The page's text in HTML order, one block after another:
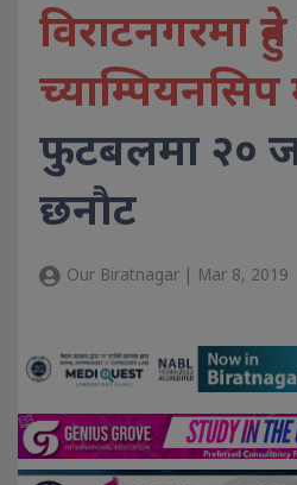
विराटनगरमा
च्याम्पियनसिप
फुटबलमा २०
छनौट
Our Biratnagar | Mar 8, 2019